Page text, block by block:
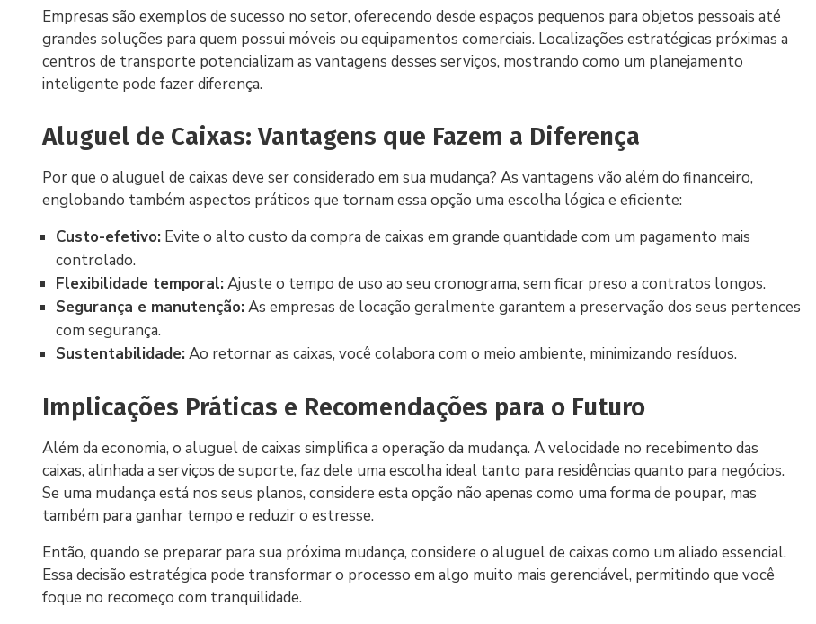
Empresas são exemplos de sucesso no setor, oferecendo desde espaços pequenos para objetos pessoais até
grandes soluções para quem possui móveis ou equipamentos comerciais. Localizações estratégicas próximas a
centros de transporte potencializam as vantagens desses serviços, mostrando como um planejamento
inteligente pode fazer diferença.
Aluguel de Caixas: Vantagens que Fazem a Diferença
Por que o aluguel de caixas deve ser considerado em sua mudança? As vantagens vão além do financeiro,
englobando também aspectos práticos que tornam essa opção uma escolha lógica e eficiente:
Custo-efetivo: Evite o alto custo da compra de caixas em grande quantidade com um pagamento mais
controlado.
Flexibilidade temporal:Ajuste o tempo de uso ao seu cronograma, sem ficar preso a contratos longos.
Segurança e manutenção:As empresas de locação geralmente garantem a preservação dos seus pertences
com segurança.
Sustentabilidade:Ao retornar as caixas, você colabora com o meio ambiente, minimizando resíduos.
Implicações Práticas e Recomendações para o Futuro
Além da economia, o aluguel de caixas simplifica a operação da mudança. A velocidade no recebimento das
caixas, alinhada a serviços de suporte, faz dele uma escolha ideal tanto para residências quanto para negócios.
Se uma mudança está nos seus planos, considere esta opção não apenas como uma forma de poupar, mas
também para ganhar tempo e reduzir o estresse.
Então, quando se preparar para sua próxima mudança, considere o aluguel de caixas como um aliado essencial.
Essa decisão estratégica pode transformar o processo em algo muito mais gerenciável, permitindo que você
foque no recomeço com tranquilidade.